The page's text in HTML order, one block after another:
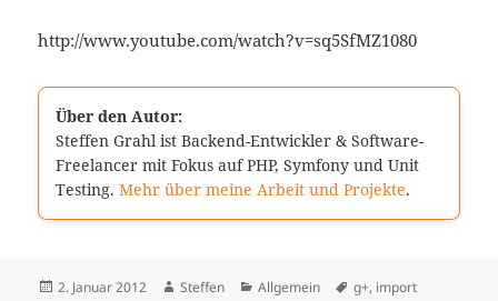
http://www.youtube.com/watch?v=sq5SfMZ1080
Über den Autor:
Steffen Grahl ist Backend-Entwickler & Software-
Freelancer mit Fokus auf PHP, Symfony und Unit
Testing.Mehr über meine Arbeit und Projekte.
Veröffentlicht
2. Januar 2012 Autor
Steffen Kategorien
Allgemein Schlagwörter
g+, import